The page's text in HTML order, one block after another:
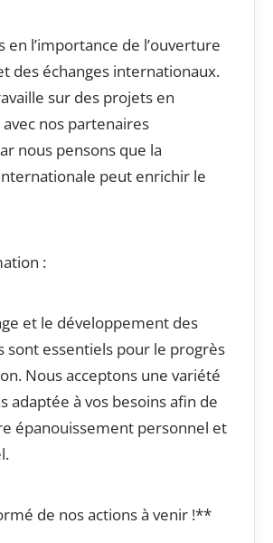
en l’importance de l’ouverture
des échanges internationaux.
sur des projets en
nos partenaires
nous pensons que la
peut enrichir le
:
et le développement des
sont essentiels pour le progrès
Nous acceptons une variété
adaptée à vos besoins afin de
épanouissement personnel et
de nos actions à venir !**